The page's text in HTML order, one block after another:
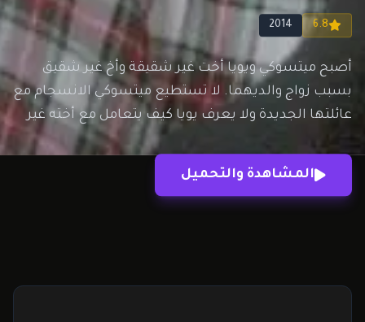
6.8
2014
أصبح ميتسوكي ويويا أخت غير شقيقة وأخ غير شقيق
بسبب زواج والديهما. لا تستطيع ميتسوكي الانسجام مع
عائلتها الجديدة ولا يعرف يويا كيف يتعامل مع أخته غير
الشقيقة الجديدة. ذات يوم، تصبح ميتسوكي ممسوسة
بروح هيوري. تحب ”هيوري“ ”يويا“ وتعتقد أن ”يويا“ يمكن
المشاهدة والتحميل